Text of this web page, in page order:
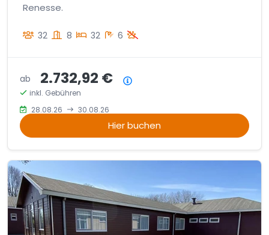
Renesse.
32 8 32 6
ab 2.732,92 €
inkl. Gebühren
28.08.26
30.08.26
Hier buchen